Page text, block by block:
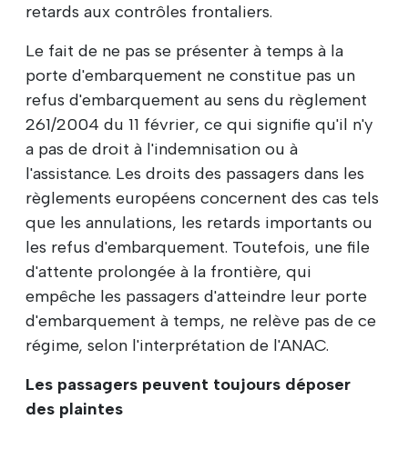
retards aux contrôles frontaliers.
Le fait de ne pas se présenter à temps à la
porte d'embarquement ne constitue pas un
refus d'embarquement au sens du règlement
261/2004 du 11 février, ce qui signifie qu'il n'y
a pas de droit à l'indemnisation ou à
l'assistance. Les droits des passagers dans les
règlements européens concernent des cas tels
que les annulations, les retards importants ou
les refus d'embarquement. Toutefois, une file
d'attente prolongée à la frontière, qui
empêche les passagers d'atteindre leur porte
d'embarquement à temps, ne relève pas de ce
régime, selon l'interprétation de l'ANAC.
Les passagers peuvent toujours déposer
des plaintes